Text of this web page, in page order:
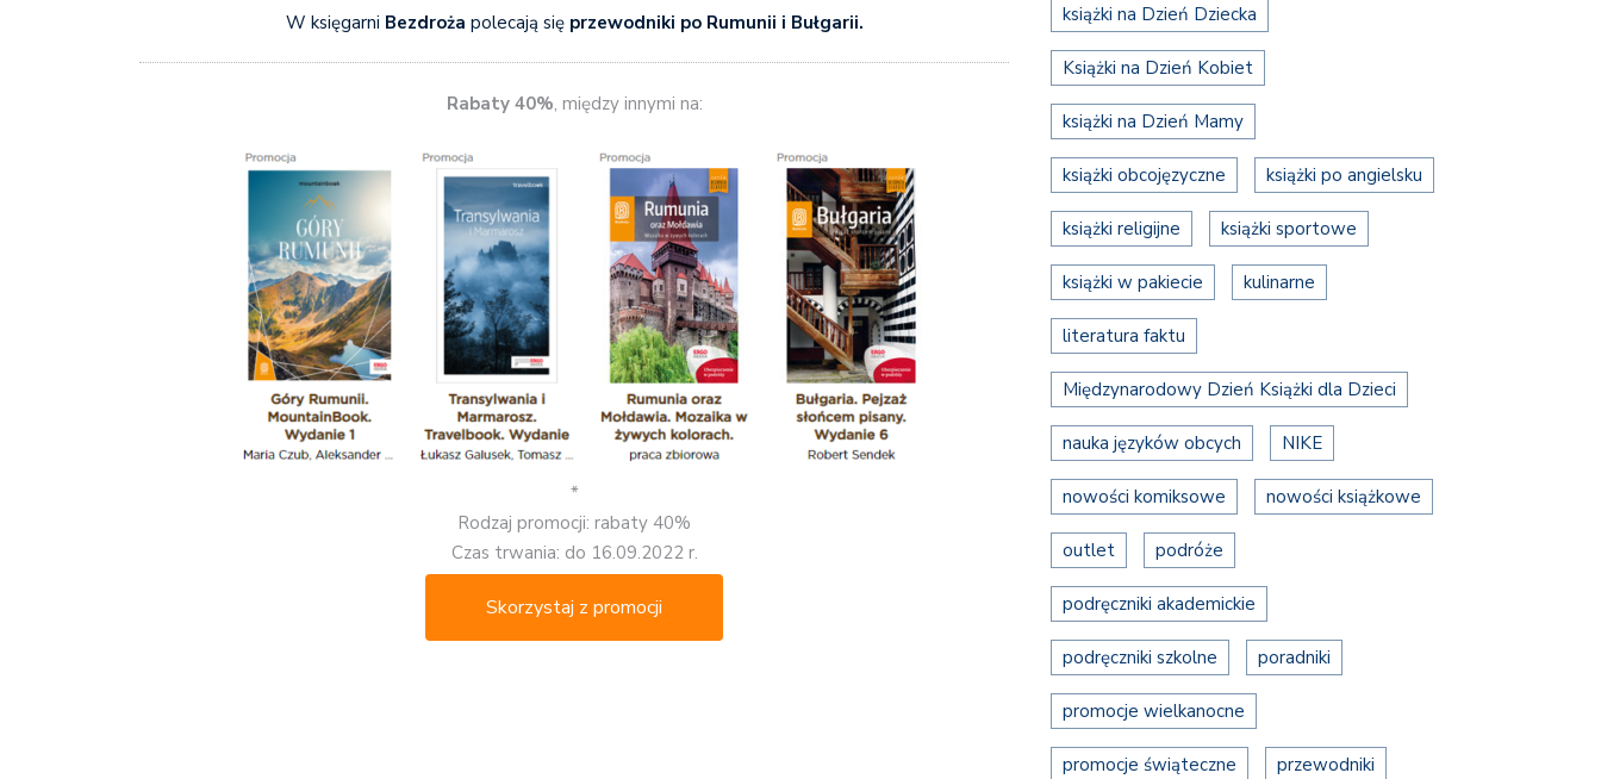
W księgarni Bezdroża polecają sięprzewodniki po Rumunii i Bułgarii.
Rabaty 40%, między innymi na:
*
Rodzaj promocji: rabaty 40%
Czas trwania: do 16.09.2022 r.
Skorzystaj z promocji
książki na Dzień Dziecka
Książki na Dzień Kobiet
książki na Dzień Mamy
książki obcojęzyczne książki po angielsku
książki religijne książki sportowe
książki w pakiecie kulinarne
literatura faktu
Międzynarodowy Dzień Książki dla Dzieci
nauka języków obcych NIKE
nowości komiksowe nowości książkowe
outlet podróże
podręczniki akademickie
podręczniki szkolne poradniki
promocje wielkanocne
promocje świąteczne przewodniki